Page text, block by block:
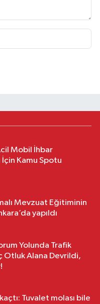
Mobil İhbar
İçin Kamu Spotu
Mevzuat Eğitiminin
yapıldı
Yolunda Trafik
Otluk Alana Devrildi,
Tuvalet molası bile